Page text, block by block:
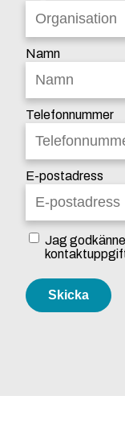
Namn
Telefonnummer
E-postadress
Jag
Skicka